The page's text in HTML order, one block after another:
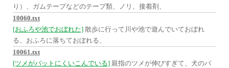
り）、ガムテープなどのテープ類、ノリ、接着剤、
10060.txt
[おふろや池でおぼれた] 散歩に行って川や池で遊んでいておぼれ
る、おふろに落ちておぼれる、
10061.txt
[ツメがパットにくいこんでいる] 親指のツメが伸びすぎて、犬のパ